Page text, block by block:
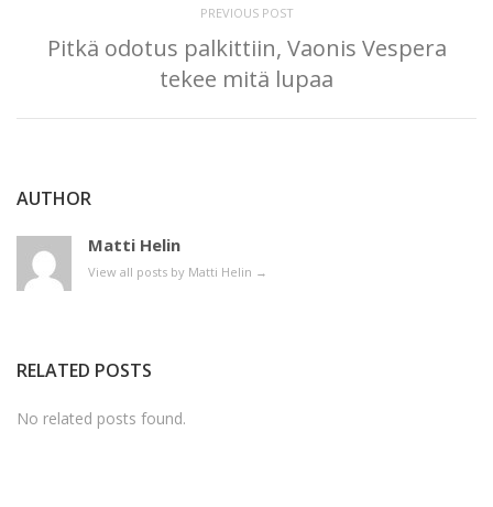
PREVIOUS POST
Pitkä odotus palkittiin, Vaonis Vespera
tekee mitä lupaa
AUTHOR
Matti Helin
View all posts by Matti Helin →
RELATED POSTS
No related posts found.